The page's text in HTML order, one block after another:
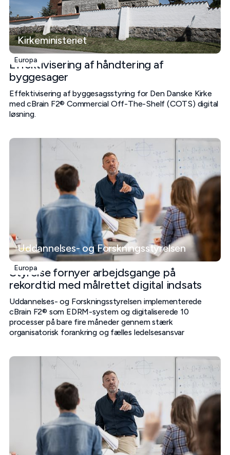
Kirkeministeriet
Europa
Effektivisering af håndtering af
byggesager
Effektivisering af byggesagsstyring for Den Danske Kirke
med cBrain F2® Commercial Off-The-Shelf (COTS) digital
løsning.
Uddannelses- og Forskningsstyrelsen
Europa
Styrelse fornyer arbejdsgange på
rekordtid med målrettet digital indsats
Uddannelses- og Forskningsstyrelsen implementerede
cBrain F2® som EDRM-system og digitaliserede 10
processer på bare fire måneder gennem stærk
organisatorisk forankring og fælles ledelsesansvar